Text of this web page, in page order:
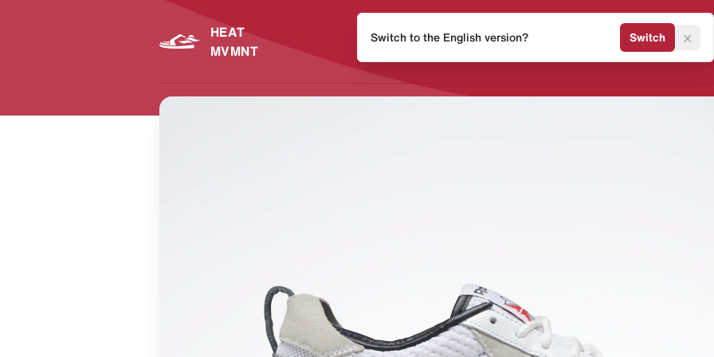
HEAT
MVMNT
Release Kalender Sneaker
Switch to the English version? Switch ×